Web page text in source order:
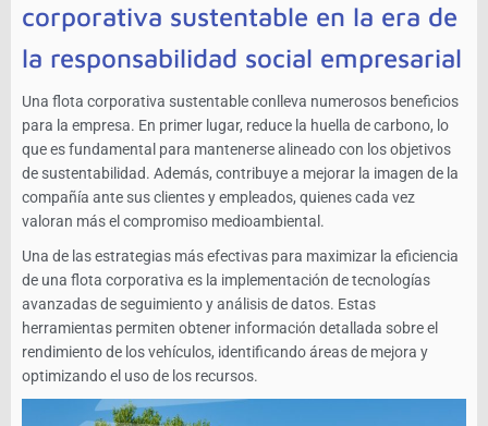
corporativa sustentable en la era de
la responsabilidad social empresarial
Una flota corporativa sustentable conlleva numerosos beneficios
para la empresa. En primer lugar, reduce la huella de carbono, lo
que es fundamental para mantenerse alineado con los objetivos
de sustentabilidad. Además, contribuye a mejorar la imagen de la
compañía ante sus clientes y empleados, quienes cada vez
valoran más el compromiso medioambiental.
Una de las estrategias más efectivas para maximizar la eficiencia
de una flota corporativa es la implementación de tecnologías
avanzadas de seguimiento y análisis de datos. Estas
herramientas permiten obtener información detallada sobre el
rendimiento de los vehículos, identificando áreas de mejora y
optimizando el uso de los recursos.